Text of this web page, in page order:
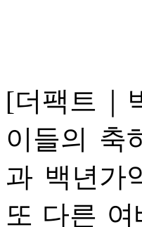
[더팩트｜
이들의 축
과 백년가
또 다른